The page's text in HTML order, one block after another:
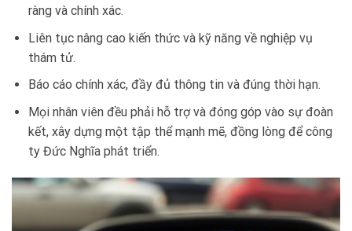
ràng và chính xác.
Liên tục nâng cao kiến thức và kỹ năng về nghiệp vụ
thám tử.
Báo cáo chính xác, đầy đủ thông tin và đúng thời hạn.
Mọi nhân viên đều phải hỗ trợ và đóng góp vào sự đoàn
kết, xây dựng một tập thể mạnh mẽ, đồng lòng để công
ty Đức Nghĩa phát triển.